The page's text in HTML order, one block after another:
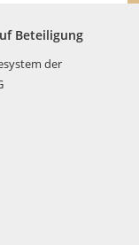
Beteiligung
der